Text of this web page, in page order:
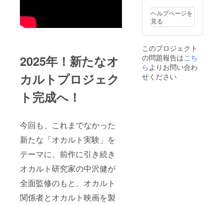
2025年！新たなオ
カルトプロジェク
ト完成へ！
今回も、これまでなかった
新たな「オカルト実験」を
テーマに、前作に引き続き
オカルト研究家の中沢健が
全面監修のもと、オカルト
関係者とオカルト映画を製
ム可）
をご記
入くだ
さい。
例：
「社長
地蔵」
※公序良
俗に反
り】オ
リジナ
ル名刺
（200
・お礼
メッ
セージ
・支援
者限定
・劇場
配布フ
ライ
ヤー ・
ター ・
撮影現
場を特
別映像
で見
ヘルプページを
見る
このプロジェクト
の問題報告はこち
らよりお問い合わ
せください